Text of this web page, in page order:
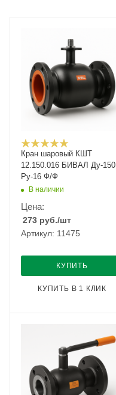
Кран шаровый КШТ
12.150.016 БИВАЛ Ду-150
Ру-16 Ф/Ф
В наличии
Цена:
273 руб./шт
Артикул: 11475
КУПИТЬ
КУПИТЬ В 1 КЛИК